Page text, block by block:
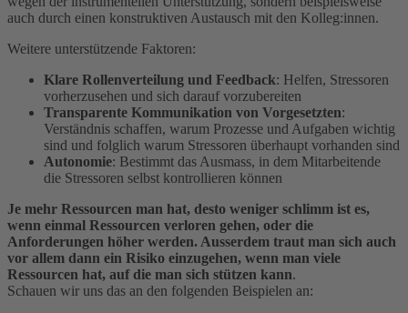
auch durch einen konstruktiven Austausch mit den Kolleg:innen.
Weitere unterstützende Faktoren:
Klare Rollenverteilung und Feedback: Helfen, Stressoren
vorherzusehen und sich darauf vorzubereiten
Transparente Kommunikation von Vorgesetzten:
Verständnis schaffen, warum Prozesse und Aufgaben wichtig
sind und folglich warum Stressoren überhaupt vorhanden sind
Autonomie: Bestimmt das Ausmass, in dem Mitarbeitende
die Stressoren selbst kontrollieren können
Je mehr Ressourcen man hat, desto weniger schlimm ist es,
wenn einmal Ressourcen verloren gehen, oder die
Anforderungen höher werden. Ausserdem traut man sich auch
vor allem dann ein Risiko einzugehen, wenn man viele
Ressourcen hat, auf die man sich stützen kann.
Schauen wir uns das an den folgenden Beispielen an: